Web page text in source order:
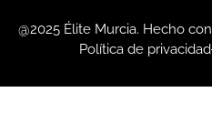
@2025 Élite Murcia. Hecho con
Política de privacidad